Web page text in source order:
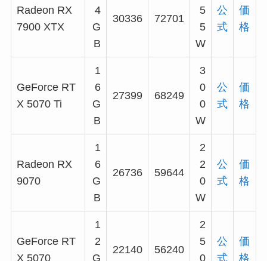
Radeon RX
7900 XTX
4
G
B
30336 72701
5
5
W
公
式
価
格
GeForce RT
X 5070 Ti
1
6
G
B
27399 68249
3
0
0
W
公
式
価
格
Radeon RX
9070
1
6
G
B
26736 59644
2
2
0
W
公
式
価
格
GeForce RT
X 5070
1
2
G
22140 56240
2
5
0
公
式
価
格